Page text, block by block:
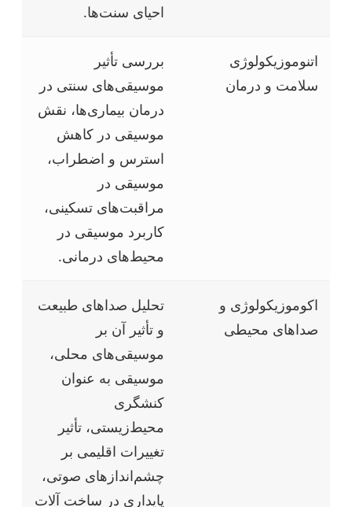
احیای سنت‌ها.
اتنوموزیکولوژی
سلامت و درمان
بررسی تأثیر
موسیقی‌های سنتی در
درمان بیماری‌ها، نقش
موسیقی در کاهش
استرس و اضطراب،
موسیقی در
مراقبت‌های تسکینی،
کاربرد موسیقی در
محیط‌های درمانی.
اکوموزیکولوژی و
صداهای محیطی
تحلیل صداهای طبیعت
و تأثیر آن بر
موسیقی‌های محلی،
موسیقی به عنوان
کنشگری
محیط‌زیستی، تأثیر
تغییرات اقلیمی بر
چشم‌اندازهای صوتی،
پایداری در ساخت آلات